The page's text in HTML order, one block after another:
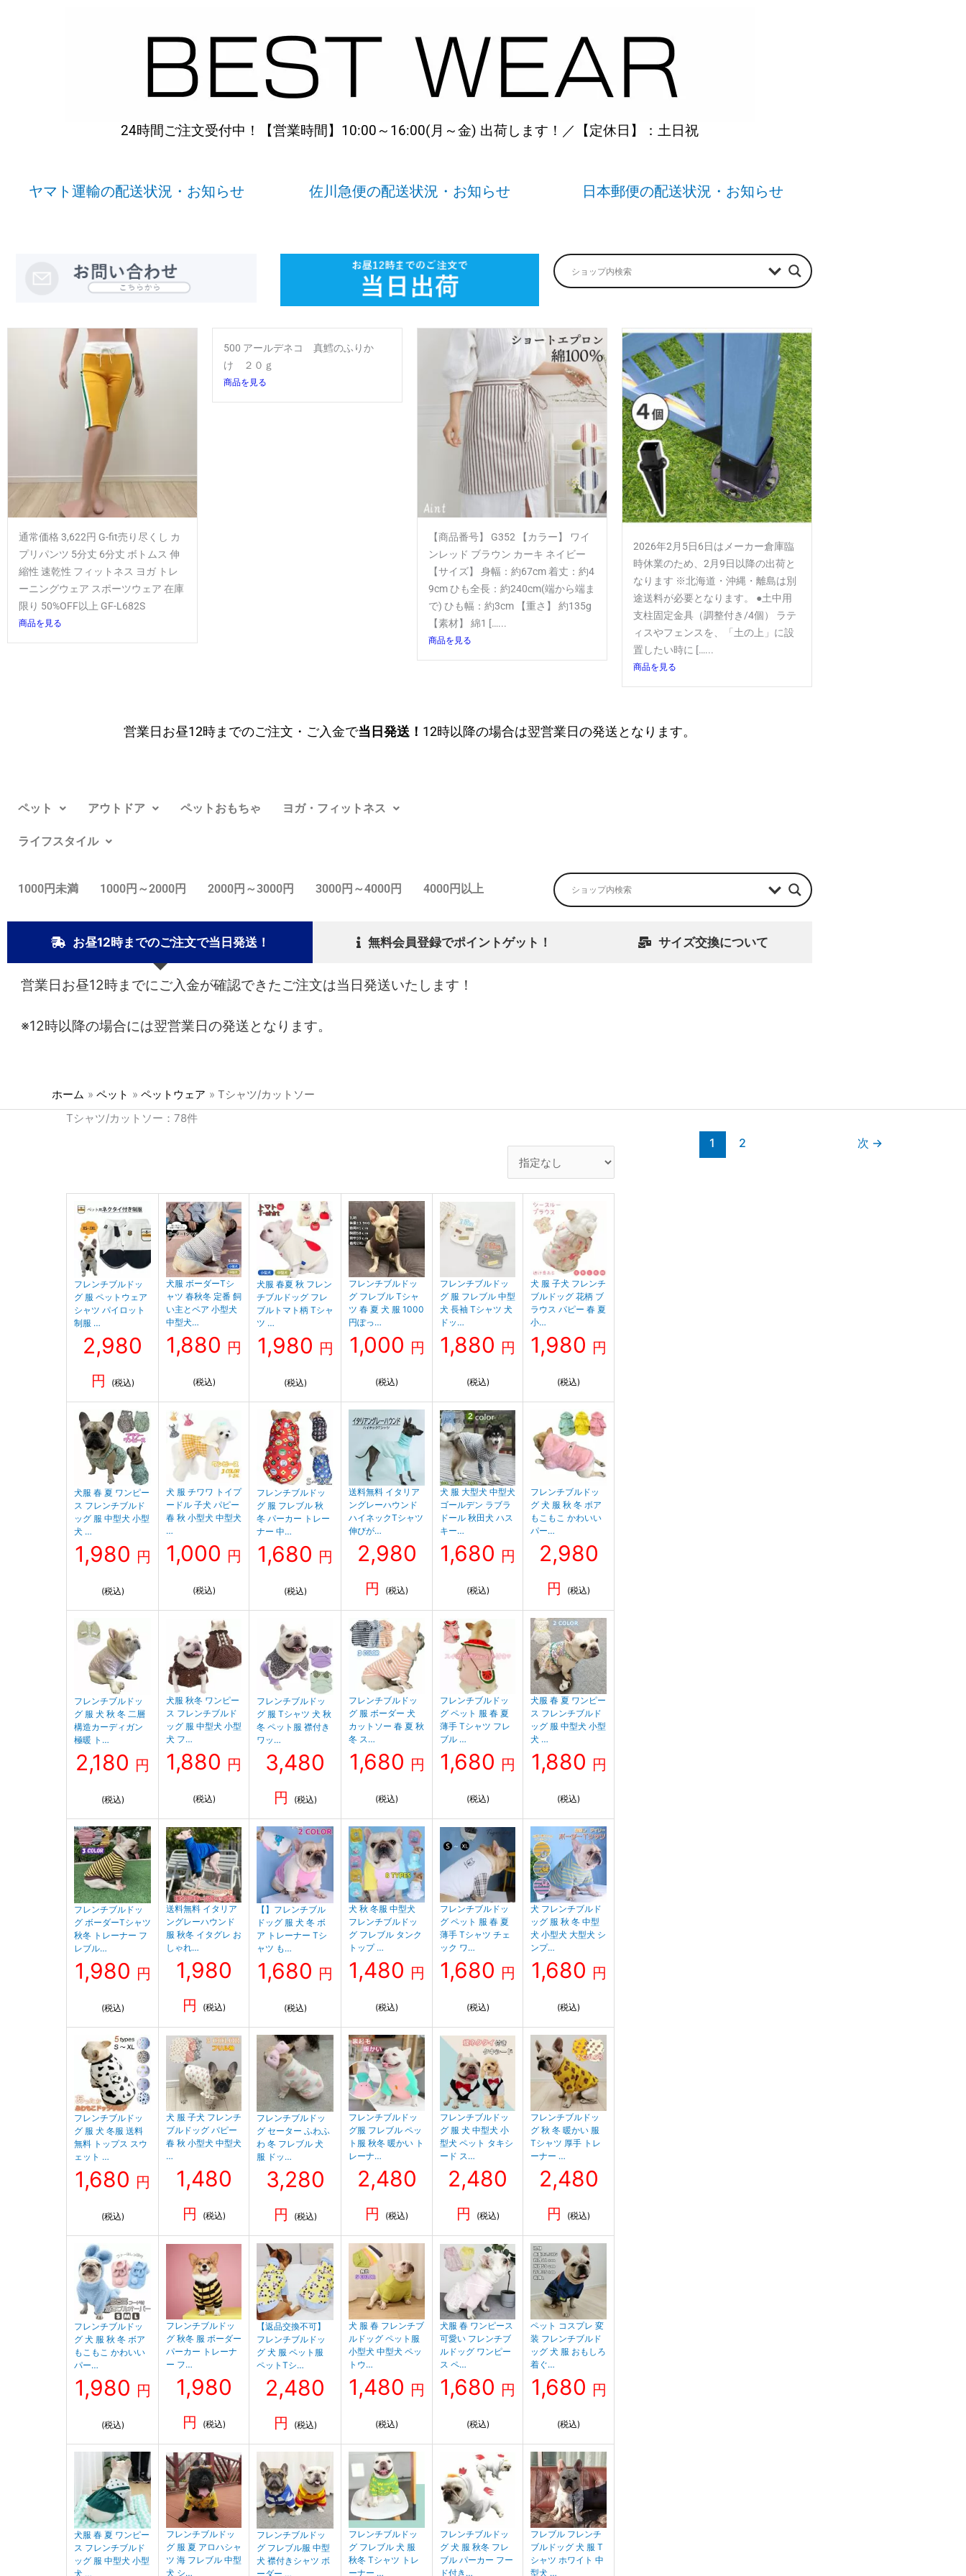
24時間ご注文受付中！【営業時間】10:00～16:00(月～金) 出荷します！／【定休日】：土日祝
ヤマト運輸の配送状況・お知らせ 佐川急便の配送状況・お知らせ 日本郵便の配送状況・お知らせ
通常価格 3,622円 G-fit売り尽くし カ
プリパンツ 5分丈 6分丈 ボトムス 伸
縮性 速乾性 フィットネス ヨガ トレ
ーニングウェア スポーツウェア 在庫
限り 50%OFF以上 GF-L682S
商品を見る
500 アールデネコ 真鱈のふりか
け ２０ｇ
商品を見る
【商品番号】 G352 【カラー】 ワイ
ンレッド ブラウン カーキ ネイビー
【サイズ】 身幅：約67cm 着丈：約4
9cm ひも全長：約240cm(端から端ま
で) ひも幅：約3cm 【重さ】 約135g
【素材】 綿1 […...
商品を見る
2026年2月5日6日はメーカー倉庫臨
時休業のため、2月9日以降の出荷と
なります ※北海道・沖縄・離島は別
途送料が必要となります。 ●土中用
支柱固定金具（調整付き/4個） ラテ
ィスやフェンスを、「土の上」に設
置したい時に […...
商品を見る
営業日お昼12時までのご注文・ご入金で当日発送！ 12時以降の場合は翌営業日の発送となります。
ペット アウトドア ペットおもちゃ ヨガ・フィットネス
ライフスタイル
1000円未満 1000円～2000円 2000円～3000円 3000円～4000円 4000円以上
お昼12時までのご注文で当日発送！ 無料会員登録でポイントゲット！ サイズ交換について
営業日お昼12時までにご入金が確認できたご注文は当日発送いたします！
※12時以降の場合には翌営業日の発送となります。
ホーム ペット ペットウェア
Tシャツ/カットソー
Tシャツ/カットソー：78件
フレンチブルドッ
グ 服 ペットウェア
シャツ パイロット
制服 …
2,980
円 (税込)
犬服 ボーダーTシ
ャツ 春秋冬 定番 飼
い主とペア 小型犬
中型犬…
1,880 円
(税込)
犬服 春夏 秋 フレン
チブルドッグ フレ
ブルトマト柄 Tシャ
ツ …
1,980 円
(税込)
フレンチブルドッ
グ フレブル Tシャ
ツ 春 夏 犬 服 1000
円ぽっ…
1,000 円
(税込)
フレンチブルドッ
グ 服 フレブル 中型
犬 長袖 Tシャツ 犬
ドッ…
1,880 円
(税込)
犬 服 子犬 フレンチ
ブルドッグ 花柄 ブ
ラウス パピー 春 夏
小…
1,980 円
(税込)
犬服 春 夏 ワンピー
ス フレンチブルド
ッグ 服 中型犬 小型
犬 …
1,980 円
(税込)
犬 服 チワワ トイプ
ードル 子犬 パピー
春 秋 小型犬 中型犬
…
1,000 円
(税込)
フレンチブルドッ
グ 服 フレブル 秋
冬 パーカー トレー
ナー 中…
1,680 円
(税込)
送料無料 イタリア
ングレーハウンド
ハイネックTシャツ
伸びが…
2,980
円 (税込)
犬 服 大型犬 中型犬
ゴールデン ラブラ
ドール 秋田犬 ハス
キー…
1,680 円
(税込)
フレンチブルドッ
グ 犬 服 秋 冬 ボア
もこもこ かわいい
パー…
2,980
円 (税込)
フレンチブルドッ
グ 服 犬 秋 冬 二層
構造カーディガン
極暖 ト…
2,180 円
(税込)
犬服 秋冬 ワンピー
ス フレンチブルド
ッグ 服 中型犬 小型
犬 フ…
1,880 円
(税込)
フレンチブルドッ
グ 服 Tシャツ 犬 秋
冬 ペット服 襟付き
ワッ…
3,480
円 (税込)
フレンチブルドッ
グ 服 ボーダー 犬
カットソー 春 夏 秋
冬 ス…
1,680 円
(税込)
フレンチブルドッ
グ ペット 服 春 夏
薄手 Tシャツ フレ
ブル …
1,680 円
(税込)
犬服 春 夏 ワンピー
ス フレンチブルド
ッグ 服 中型犬 小型
犬 …
1,880 円
(税込)
フレンチブルドッ
グ ボーダーTシャツ
秋冬 トレーナー フ
レブル…
1,980 円
(税込)
送料無料 イタリア
ングレーハウンド
服 秋冬 イタグレ お
しゃれ…
1,980
円 (税込)
【】フレンチブル
ドッグ 服 犬 冬 ボ
ア トレーナー Tシ
ャツ も…
1,680 円
(税込)
犬 秋 冬服 中型犬
フレンチブルドッ
グ フレブル タンク
トップ …
1,480 円
(税込)
フレンチブルドッ
グ ペット 服 春 夏
薄手 Tシャツ チェ
ック ワ…
1,680 円
(税込)
犬 フレンチブルド
ッグ 服 秋 冬 中型
犬 小型犬 大型犬 シ
ンプ…
1,680 円
(税込)
フレンチブルドッ
グ 服 犬 冬服 送料
無料 トップス スウ
ェット …
1,680 円
(税込)
犬 服 子犬 フレンチ
ブルドッグ パピー
春 秋 小型犬 中型犬
…
1,480
円 (税込)
フレンチブルドッ
グ セーター ふわふ
わ 冬 フレブル 犬
服 ドッ…
3,280
円 (税込)
フレンチブルドッ
グ服 フレブル ペッ
ト服 秋冬 暖かい ト
レーナ…
2,480
円 (税込)
フレンチブルドッ
グ 服 犬 中型犬 小
型犬 ペット タキシ
ード ス…
2,480
円 (税込)
フレンチブルドッ
グ 秋 冬 暖かい 服
Tシャツ 厚手 トレ
ーナー …
2,480
円 (税込)
フレンチブルドッ
グ 犬 服 秋 冬 ボア
もこもこ かわいい
パー…
1,980 円
(税込)
フレンチブルドッ
グ 秋冬 服 ボーダー
パーカー トレーナ
ー フ…
1,980
円 (税込)
【返品交換不可】
フレンチブルドッ
グ 犬 服 ペット服
ペットTシ…
2,480
円 (税込)
犬 服 春 フレンチブ
ルドッグ ペット服
小型犬 中型犬 ペッ
トウ…
1,480 円
(税込)
犬服 春 ワンピース
可愛い フレンチブ
ルドッグ ワンピー
ス ペ…
1,680 円
(税込)
ペット コスプレ 変
装 フレンチブルド
ッグ 犬 服 おもしろ
着ぐ…
1,680 円
(税込)
犬服 春 夏 ワンピー
ス フレンチブルド
ッグ 服 中型犬 小型
犬 …
フレンチブルドッ
グ 服 夏 アロハシャ
ツ 海 フレブル 中型
犬 シ…
フレンチブルドッ
グ フレブル服 中型
犬 襟付きシャツ ボ
ーダー …
フレンチブルドッ
グ フレブル 犬 服
秋冬 Tシャツ トレ
ーナー …
フレンチブルドッ
グ 犬 服 秋冬 フレ
ブル パーカー フー
ド付き…
フレブル フレンチ
ブルドッグ 犬 服 T
シャツ ホワイト 中
型犬 …
1 2 次 →